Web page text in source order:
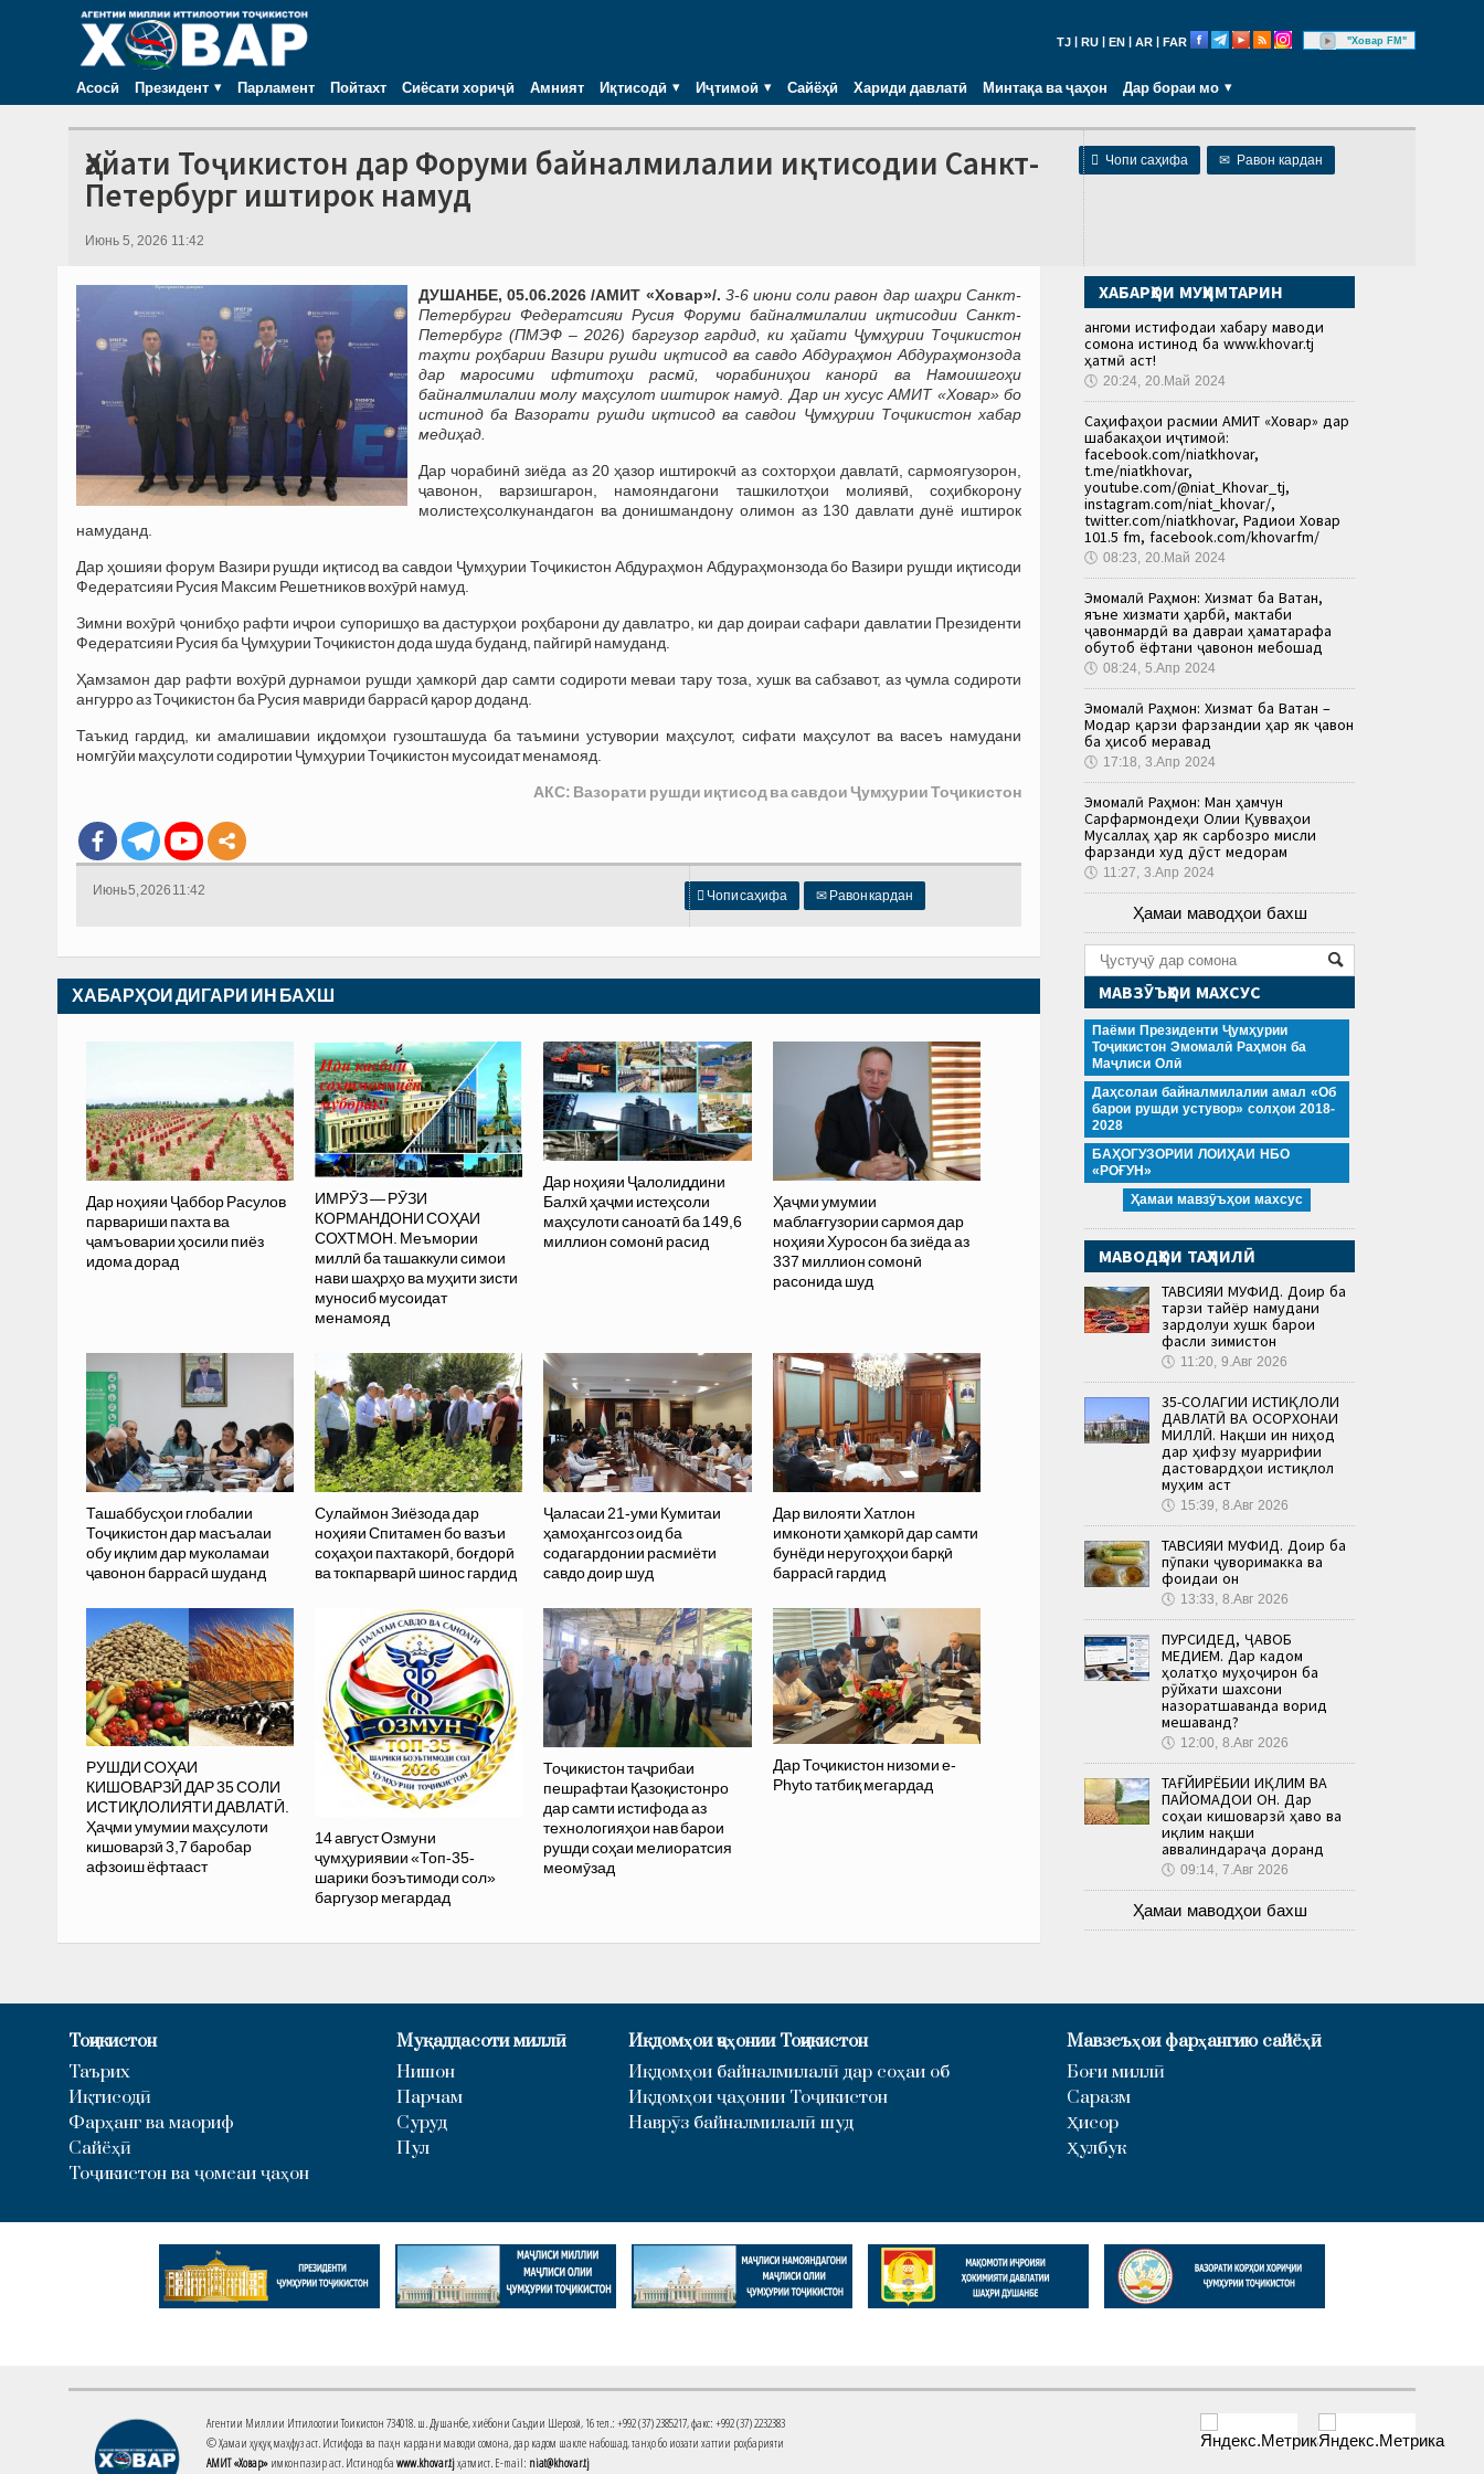
TJ RU EN AR FAR "Ховар FM"
Асосӣ Президент Парламент Пойтахт Сиёсати хориҷӣ Амният Иқтисодӣ Иҷтимоӣ Сайёҳӣ Хариди давлатӣ Минтақа ва ҷаҳон Дар бораи мо
 Чопи саҳифа ✉ Равон кардан
Ҳайати Тоҷикистон дар Форуми байналмилалии иқтисодии Санкт-
Петербург иштирок намуд
Июнь 5, 2026 11:42
ДУШАНБЕ, 05.06.2026 /АМИТ «Ховар»/. 3-6 июни соли равон дар шаҳри Санкт-
Петербурги Федератсияи Русия Форуми байналмилалии иқтисодии Санкт-
Петербург (ПМЭФ – 2026) баргузор гардид, ки ҳайати Ҷумҳурии Тоҷикистон
таҳти роҳбарии Вазири рушди иқтисод ва савдо Абдураҳмон Абдураҳмонзода
дар маросими ифтитоҳи расмӣ, чорабиниҳои канорӣ ва Намоишгоҳи
байналмилалии молу маҳсулот иштирок намуд. Дар ин хусус АМИТ «Ховар» бо
истинод ба Вазорати рушди иқтисод ва савдои Ҷумҳурии Тоҷикистон хабар
медиҳад.
Дар чорабинӣ зиёда аз 20 ҳазор иштирокчӣ аз сохторҳои давлатӣ, сармоягузорон,
ҷавонон, варзишгарон, намояндагони ташкилотҳои молиявӣ, соҳибкорону
молистеҳсолкунандагон ва донишмандону олимон аз 130 давлати дунё иштирок
намуданд.
Дар ҳошияи форум Вазири рушди иқтисод ва савдои Ҷумҳурии Тоҷикистон Абдураҳмон Абдураҳмонзода бо Вазири рушди иқтисоди
Федератсияи Русия Максим Решетников вохӯрӣ намуд.
Зимни вохӯрӣ ҷонибҳо рафти иҷрои супоришҳо ва дастурҳои роҳбарони ду давлатро, ки дар доираи сафари давлатии Президенти
Федератсияи Русия ба Ҷумҳурии Тоҷикистон дода шуда буданд, пайгирӣ намуданд.
Ҳамзамон дар рафти вохӯрӣ дурнамои рушди ҳамкорӣ дар самти содироти меваи тару тоза, хушк ва сабзавот, аз ҷумла содироти
ангурро аз Тоҷикистон ба Русия мавриди баррасӣ қарор доданд.
Таъкид гардид, ки амалишавии иқдомҳои гузошташуда ба таъмини устувории маҳсулот, сифати маҳсулот ва васеъ намудани
номгӯйи маҳсулоти содиротии Ҷумҳурии Тоҷикистон мусоидат менамояд.
АКС: Вазорати рушди иқтисод ва савдои Ҷумҳурии Тоҷикистон
 Чопи саҳифа ✉ Равон кардан
Июнь 5, 2026 11:42
ХАБАРҲОИ ДИГАРИ ИН БАХШ
Дар ноҳияи Ҷаббор Расулов
парвариши пахта ва
ҷамъоварии ҳосили пиёз
идома дорад
ИМРӮЗ — РӮЗИ
КОРМАНДОНИ СОҲАИ
СОХТМОН. Меъмории
миллӣ ба ташаккули симои
нави шаҳрҳо ва муҳити зисти
муносиб мусоидат
менамояд
Дар ноҳияи Ҷалолиддини
Балхӣ ҳаҷми истеҳсоли
маҳсулоти саноатӣ ба 149,6
миллион сомонӣ расид
Ҳаҷми умумии
маблағгузории сармоя дар
ноҳияи Хуросон ба зиёда аз
337 миллион сомонӣ
расонида шуд
Ташаббусҳои глобалии
Тоҷикистон дар масъалаи
обу иқлим дар муколамаи
ҷавонон баррасӣ шуданд
Сулаймон Зиёзода дар
ноҳияи Спитамен бо вазъи
соҳаҳои пахтакорӣ, боғдорӣ
ва токпарварӣ шинос гардид
Ҷаласаи 21-уми Кумитаи
ҳамоҳангсоз оид ба
содагардонии расмиёти
савдо доир шуд
Дар вилояти Хатлон
имконоти ҳамкорӣ дар самти
бунёди неругоҳҳои барқӣ
баррасӣ гардид
РУШДИ СОҲАИ
КИШОВАРЗӢ ДАР 35 СОЛИ
ИСТИҚЛОЛИЯТИ ДАВЛАТӢ.
Ҳаҷми умумии маҳсулоти
кишоварзӣ 3,7 баробар
афзоиш ёфтааст
14 август Озмуни
ҷумҳуриявии «Топ-35-
шарики боэътимоди сол»
баргузор мегардад
Тоҷикистон таҷрибаи
пешрафтаи Қазоқистонро
дар самти истифода аз
технологияҳои нав барои
рушди соҳаи мелиоратсия
меомӯзад
Дар Тоҷикистон низоми e-
Phyto татбиқ мегардад
ХАБАРҲОИ МУҲИМТАРИН
Ҳангоми истифодаи хабару маводи
сомона истинод ба www.khovar.tj
ҳатмӣ аст!
🕔 20:24, 20.Май 2024
Саҳифаҳои расмии АМИТ «Ховар» дар
шабакаҳои иҷтимоӣ:
facebook.com/niatkhovar,
t.me/niatkhovar,
youtube.com/@niat_Khovar_tj,
instagram.com/niat_khovar/,
twitter.com/niatkhovar, Радиои Ховар
101.5 fm, facebook.com/khovarfm/
🕔 08:23, 20.Май 2024
Эмомалӣ Раҳмон: Хизмат ба Ватан,
яъне хизмати ҳарбӣ, мактаби
ҷавонмардӣ ва давраи ҳаматарафа
обутоб ёфтани ҷавонон мебошад
🕔 08:24, 5.Апр 2024
Эмомалӣ Раҳмон: Хизмат ба Ватан –
Модар қарзи фарзандии ҳар як ҷавон
ба ҳисоб меравад
🕔 17:18, 3.Апр 2024
Эмомалӣ Раҳмон: Ман ҳамчун
Сарфармондеҳи Олии Қувваҳои
Мусаллаҳ ҳар як сарбозро мисли
фарзанди худ дӯст медорам
🕔 11:27, 3.Апр 2024
Ҳамаи маводҳои бахш
МАВЗӮЪҲОИ МАХСУС
Паёми Президенти Ҷумҳурии
Тоҷикистон Эмомалӣ Раҳмон ба
Маҷлиси Олӣ
Даҳсолаи байналмилалии амал «Об
барои рушди устувор» солҳои 2018-
2028
БАҲОГУЗОРИИ ЛОИҲАИ НБО
«РОҒУН»
Ҳамаи мавзӯъҳои махсус
МАВОДҲОИ ТАҲЛИЛӢ
ТАВСИЯИ МУФИД. Доир ба
тарзи тайёр намудани
зардолуи хушк барои
фасли зимистон
🕔 11:20, 9.Авг 2026
35-СОЛАГИИ ИСТИҚЛОЛИ
ДАВЛАТӢ ВА ОСОРХОНАИ
МИЛЛӢ. Нақши ин ниҳод
дар ҳифзу муаррифии
дастовардҳои истиқлол
муҳим аст
🕔 15:39, 8.Авг 2026
ТАВСИЯИ МУФИД. Доир ба
пӯпаки ҷуворимакка ва
фоидаи он
🕔 13:33, 8.Авг 2026
ПУРСИДЕД, ҶАВОБ
МЕДИҲЕМ. Дар кадом
ҳолатҳо муҳоҷирон ба
рӯйхати шахсони
назоратшаванда ворид
мешаванд?
🕔 12:00, 8.Авг 2026
ТАҒЙИРЁБИИ ИҚЛИМ ВА
ПАЙОМАДҲОИ ОН. Дар
соҳаи кишоварзӣ ҳаво ва
иқлим нақши
аввалиндараҷа доранд
🕔 09:14, 7.Авг 2026
Ҳамаи маводҳои бахш
Тоҷикистон
Таърих
Иқтисодӣ
Фарҳанг ва маориф
Сайёҳӣ
Тоҷикистон ва ҷомеаи ҷаҳон
Муқаддасоти миллӣ
Нишон
Парчам
Суруд
Пул
Иқдомҳои ҷаҳонии Тоҷикистон
Иқдомҳои байналмилалӣ дар соҳаи об
Иқдомҳои ҷаҳонии Тоҷикистон
Наврӯз байналмилалӣ шуд
Мавзеъҳои фарҳангию сайёҳӣ
Боғи миллӣ
Саразм
Ҳисор
Ҳулбук
Агентии Миллии Иттилоотии Тоҷикистон 734018. ш. Душанбе, хиёбони Саъдии Шерозӣ, 16 тел.: +992 (37) 2385217, факс: +992 (37) 2232383
© Ҳамаи ҳуқуқ маҳфуз аст. Истифода ва паҳн кардани маводи сомона, дар кадом шакле набошад, танҳо бо иҷозати хаттии роҳбарияти
АМИТ «Ховар» имконпазир аст. Истинод ба www.khovar.tjҳатмист. E-mail: niat@khovar.tj